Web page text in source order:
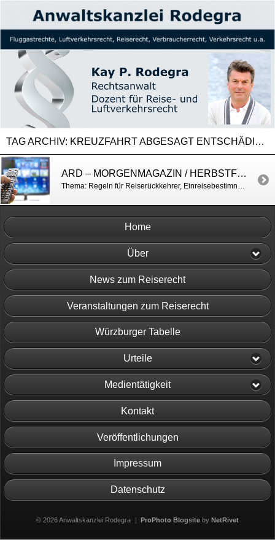
TAG ARCHIV: KREUZFAHRT ABGESAGT ENTSCHÄDIGUNG
ARD – MORGENMAGAZIN / HERBSTFERIEN UND CORONA-REGELN
Thema: Regeln für Reiserückkehrer, Einreisebestimnungen, Quarantäne usw. https://www.daserste.de/information/politik-weltgeschehen/morgenmagazin/service/service-Herbstferien-Reisen-Corona-100.html
Home
Über
News zum Reiserecht
Veranstaltungen zum Reiserecht
Würzburger Tabelle
Urteile
Medientätigkeit
Kontakt
Veröffentlichungen
Impressum
Datenschutz
© 2026 Anwaltskanzlei Rodegra | ProPhoto Blogsite byNetRivet